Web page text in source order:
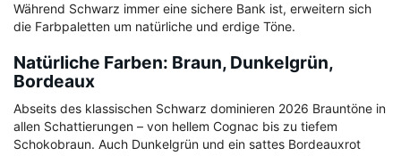
Während Schwarz immer eine sichere Bank ist, erweitern sich
die Farbpaletten um natürliche und erdige Töne.
Natürliche Farben: Braun, Dunkelgrün,
Bordeaux
Abseits des klassischen Schwarz dominieren 2026 Brauntöne in
allen Schattierungen – von hellem Cognac bis zu tiefem
Schokobraun. Auch Dunkelgrün und ein sattes Bordeauxrot